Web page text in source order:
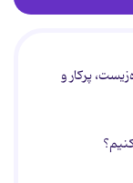
پرکار و